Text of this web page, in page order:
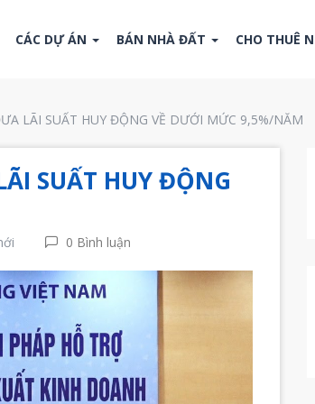
CÁC DỰ ÁN BÁN NHÀ ĐẤT CHO THUÊ
LÃI SUẤT HUY ĐỘNG VỀ DƯỚI MỨC 9,5%/NĂM
SUẤT HUY ĐỘNG
0 Bình luận